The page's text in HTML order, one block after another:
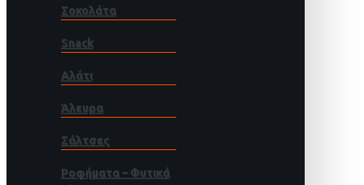
Σοκολάτα
Snack
Αλάτι
Άλευρα
Σάλτσες
Ροφήματα – Φυτικά